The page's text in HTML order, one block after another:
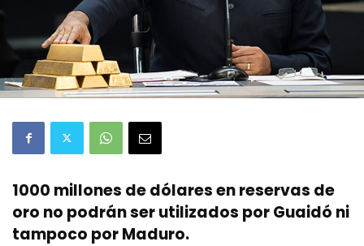
1000 millones de dólares en reservas de
oro no podrán ser utilizados por Guaidó ni
tampoco por Maduro.